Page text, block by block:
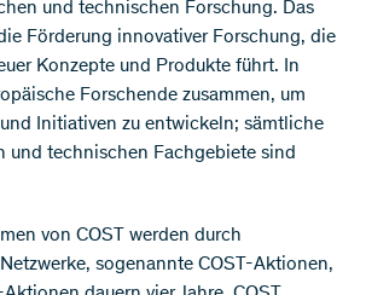
und technischen Forschung. Das
Förderung innovativer Forschung, die
Konzepte und Produkte führt. In
Forschende zusammen, um
Initiativen zu entwickeln; sämtliche
und technischen Fachgebiete sind
von COST werden durch
sogenannte COST-Aktionen,